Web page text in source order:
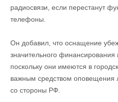
радиосвязи, если перестанут
телефоны.
Он добавил, что оснащение
значительного финансирования
поскольку они имеются в
важным средством оповещения
со стороны РФ.